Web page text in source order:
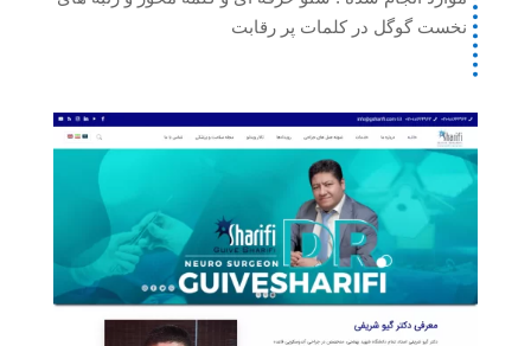
نخست گوگل در کلمات پر رقابت